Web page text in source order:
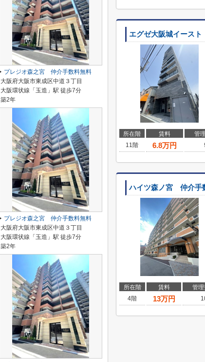
エグゼ大阪城イース
所在階 賃料 管
11階
6.8万円
ハイツ森ノ宮 仲介手
所在階 賃料 管
4階
13万円
プレジオ森之宮 仲介手数料無料
大阪府大阪市東成区中道３丁目
大阪環状線「玉造」駅 徒歩7分
築2年
プレジオ森之宮 仲介手数料無料
大阪府大阪市東成区中道３丁目
大阪環状線「玉造」駅 徒歩7分
築2年